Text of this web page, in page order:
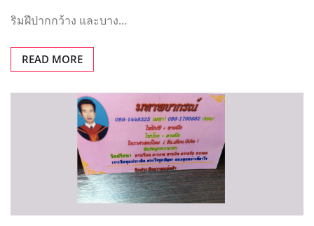
ริมฝีปากกว้าง และบาง…
READ MORE